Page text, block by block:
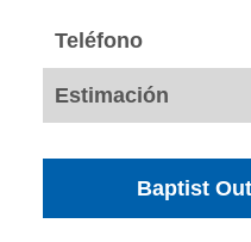
Teléfono
Estimación
Baptist